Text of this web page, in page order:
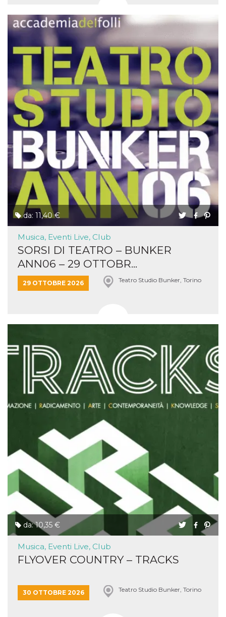
da: 11,40 €
Musica, Eventi Live, Club
SORSI DI TEATRO – BUNKER
ANN06 – 29 OTTOBR...
29 OTTOBRE 2026 Teatro Studio Bunker, Torino
da: 10,35 €
Musica, Eventi Live, Club
FLYOVER COUNTRY – TRACKS
30 OTTOBRE 2026 Teatro Studio Bunker, Torino